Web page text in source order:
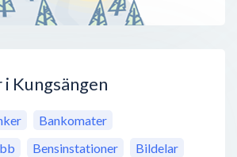
Kungsängen
Bankomater
Bensinstationer
Bildelar